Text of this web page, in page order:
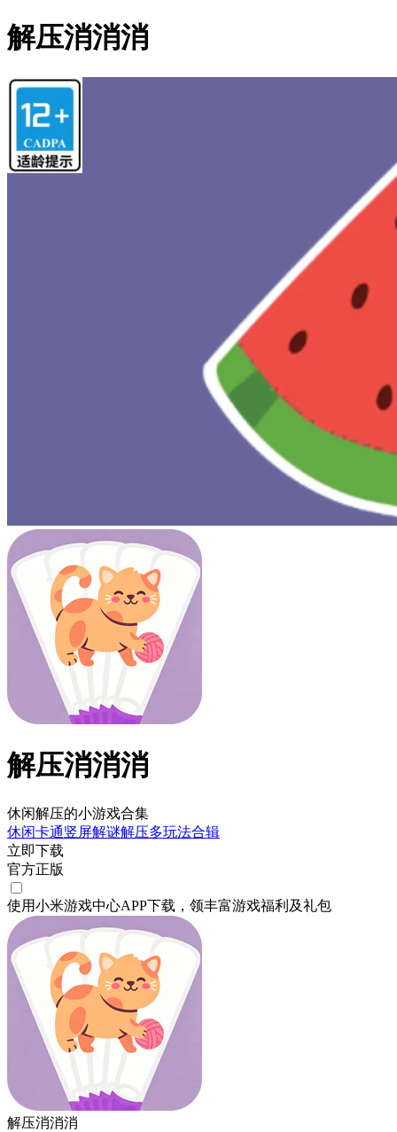
解压消消消
解压消消消
休闲解压的小游戏合集
休闲卡通竖屏解谜解压多玩法合辑
立即下载
官方正版
使用小米游戏中心APP下载 ，领丰富游戏福利 及礼包
解压消消消